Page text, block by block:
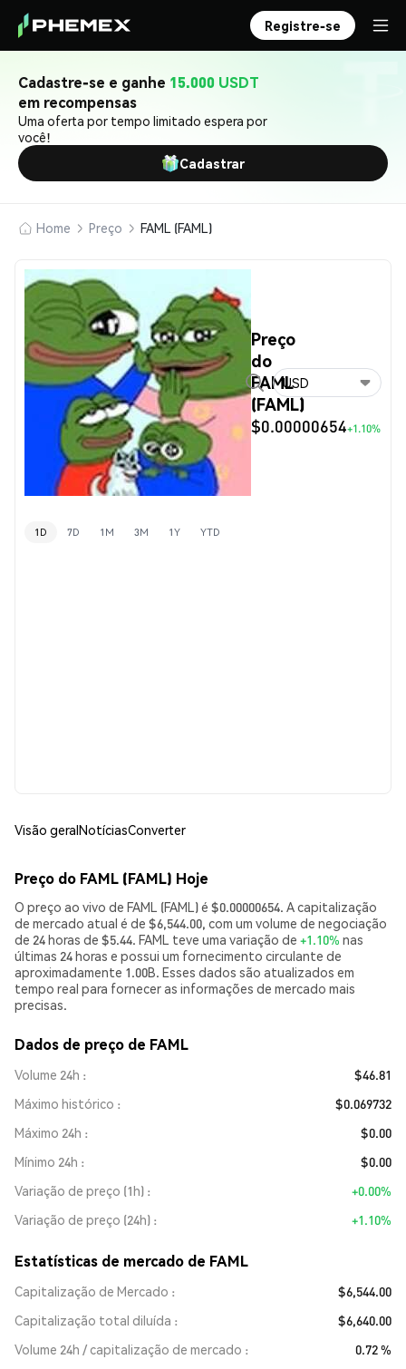
Registre-se
Cadastre-se e ganhe 15.000 USDT
em recompensas
Uma oferta por tempo limitado espera por
você!
Cadastrar
Home Preço FAML (FAML)
Preço
do
FAML
(FAML)
$0.00000654+1.10%
USD
1D 7D 1M 3M 1Y YTD
Visão geralNotíciasConverter
Preço do FAML (FAML) Hoje
O preço ao vivo de FAML (FAML) é $0.00000654. A capitalização
de mercado atual é de $6,544.00, com um volume de negociação
de 24 horas de $5.44. FAML teve uma variação de +1.10% nas
últimas 24 horas e possui um fornecimento circulante de
aproximadamente 1.00B. Esses dados são atualizados em
tempo real para fornecer as informações de mercado mais
precisas.
Dados de preço de FAML
Volume 24h
$46.81
Máximo histórico
$0.069732
Máximo 24h
$0.00
Mínimo 24h
$0.00
Variação de preço (1h)
+0.00%
Variação de preço (24h)
+1.10%
Estatísticas de mercado de FAML
Capitalização de Mercado
$6,544.00
Capitalização total diluída
$6,640.00
Volume 24h / capitalização de mercado
0.72 %